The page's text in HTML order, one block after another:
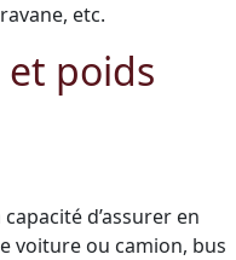
etc.
poids
d’assurer en
voiture ou camion, bus